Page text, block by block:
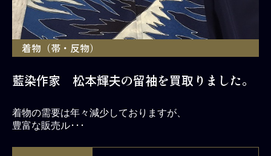
着物（帯・反物）
藍染作家 松本輝夫の留袖を買取りました。
着物の需要は年々減少しておりますが、
豊富な販売ル･･･